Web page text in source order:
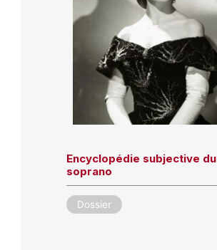
Encyclopédie subjective du
soprano
Dossier